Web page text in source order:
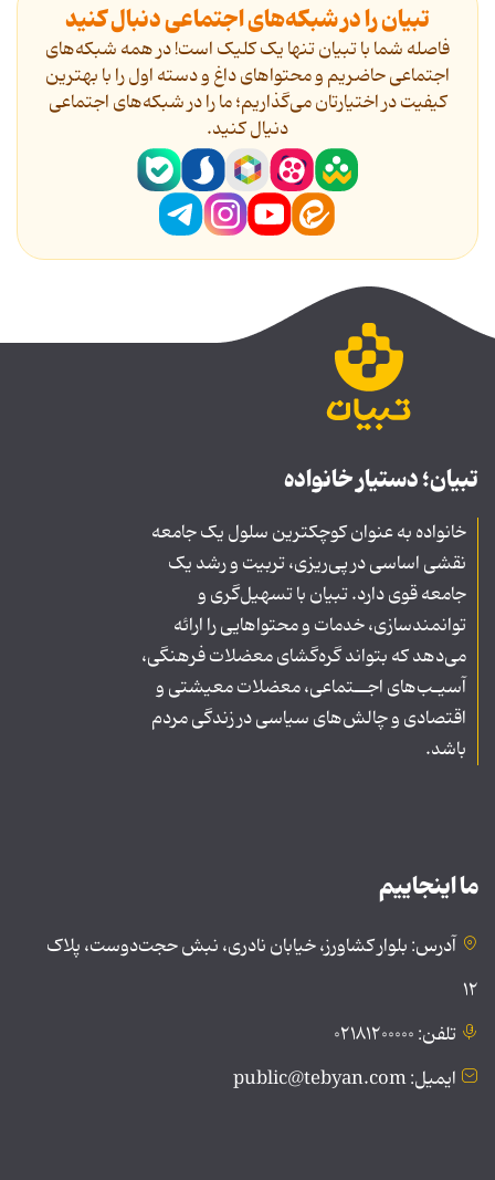
تبیان را در شبکه‌های اجتماعی دنبال کنید
فاصله شما با تبیان تنها یک کلیک است! در همه شبکه‌های
اجتماعی حاضریم و محتواهای داغ و دسته اول را با بهترین
کیفیت در اختیارتان می‌گذاریم؛ ما را در شبکه‌های اجتماعی
دنیال کنید.
تبیان؛ دستیار خانواده
خانواده به عنوان کوچکترین سلول یک جامعه
نقشی اساسی در پی‌ریزی، تربیت و رشد یک
جامعه قوی دارد. تبیان با تسهیل‌گری و
توانمندسازی، خدمات و محتواهایی را ارائه
می‌دهد که بتواند گره‌گشای معضلات فرهنگی،
آسیـب‌های اجــتماعی، معضلات معیشتی و
اقتصادی و چالش‌های سیاسی در زندگی مردم
باشد.
ما اینجاییم
آدرس: بلوار کشاورز، خیابان نادری، نبش حجت‌دوست، پلاک
۱۲
تلفن: ۰۲۱۸۱۲۰۰۰۰۰
ایمیل: public@tebyan.com